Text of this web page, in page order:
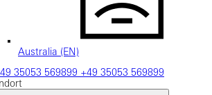
Australia (EN)
35053 569899 +49 35053 569899